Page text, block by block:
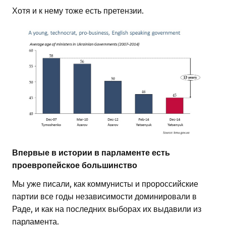
Хотя и к нему тоже есть претензии.
Впервые в истории в парламенте есть
проевропейское большинство
Мы уже писали, как коммунисты и пророссийские
партии все годы независимости доминировали в
Раде, и как на последних выборах их выдавили из
парламента.